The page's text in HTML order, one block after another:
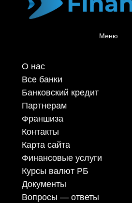
Меню
О нас
Все банки
Банковский кредит
Партнерам
Франшиза
Контакты
Карта сайта
Финансовые услуги
Курсы валют РБ
Документы
Вопросы — ответы